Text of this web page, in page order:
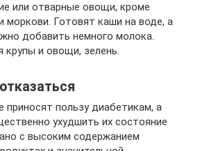
или отварные овощи, кроме
моркови. Готовят каши на воде, а
добавить немного молока.
и овощи, зелень.
приносят пользу диабетикам, а
ухудшить их состояние
с высоким содержанием